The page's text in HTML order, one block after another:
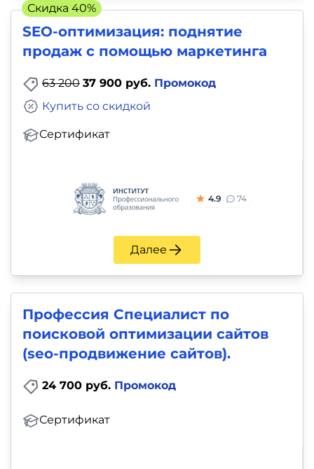
SEO-оптимизация: поднятие
продаж с помощью маркетинга
63 200 37 900 руб. Промокод
Сертификат
Купить со скидкой
4.9 74
Далее
Скидка 40%
Профессия Специалист по
поисковой оптимизации сайтов
(seo-продвижение сайтов).
24 700 руб. Промокод
Сертификат